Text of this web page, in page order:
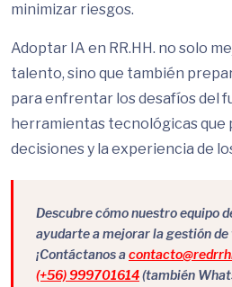
minimizar riesgos.
Adoptar IA en RR.HH. no solo
talento, sino que también
para enfrentar los desafíos del
herramientas tecnológicas que
decisiones y la experiencia de
Descubre cómo nuestro equipo
ayudarte a mejorar la gestión de
¡Contáctanos a
(+56) 999701614(también